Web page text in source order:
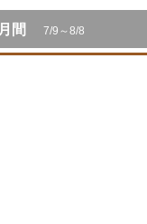
プ
月間 7/9～8/8